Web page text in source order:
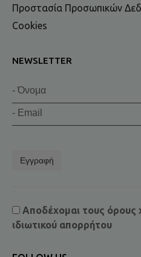
Προστασία Προσωπικών
Cookies
NEWSLETTER
Εγγραφή
Αποδέχομαι τους όρους
ιδιωτικού απορρήτου